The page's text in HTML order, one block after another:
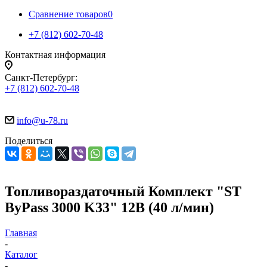
Сравнение товаров0
+7 (812) 602-70-48
Контактная информация
Санкт-Петербург:
+7 (812) 602-70-48
info@u-78.ru
Поделиться
Топливораздаточный Комплект "ST
ByPass 3000 K33" 12В (40 л/мин)
Главная
-
Каталог
-